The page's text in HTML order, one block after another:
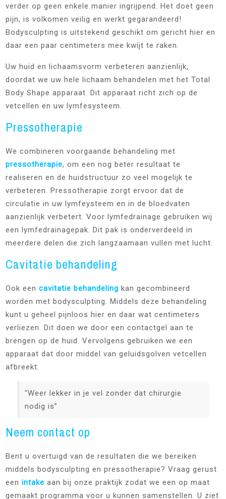
verder op geen enkele manier ingrijpend. Het doet geen
pijn, is volkomen veilig en werkt gegarandeerd!
Bodysculpting is uitstekend geschikt om gericht hier en
daar een paar centimeters mee kwijt te raken.
Uw huid en lichaamsvorm verbeteren aanzienlijk,
doordat we uw hele lichaam behandelen met het Total
Body Shape apparaat. Dit apparaat richt zich op de
vetcellen en uw lymfesysteem.
Pressotherapie
We combineren voorgaande behandeling met
pressotherapie, om een nog beter resultaat te
realiseren en de huidstructuur zo veel mogelijk te
verbeteren. Pressotherapie zorgt ervoor dat de
circulatie in uw lymfeysteem en in de bloedvaten
aanzienlijk verbetert. Voor lymfedrainage gebruiken wij
een lymfedrainagepak. Dit pak is onderverdeeld in
meerdere delen die zich langzaamaan vullen met lucht.
Cavitatie behandeling
Ook eencavitatie behandeling kan gecombineerd
worden met bodysculpting. Middels deze behandeling
kunt u geheel pijnloos hier en daar wat centimeters
verliezen. Dit doen we door een contactgel aan te
brengen op de huid. Vervolgens gebruiken we een
apparaat dat door middel van geluidsgolven vetcellen
afbreekt.
“Weer lekker in je vel zonder dat chirurgie
nodig is”
Neem contact op
Bent u overtuigd van de resultaten die we bereiken
middels bodysculpting en pressotherapie? Vraag gerust
eenintake aan bij onze praktijk zodat we een op maat
gemaakt programma voor u kunnen samenstellen. U ziet